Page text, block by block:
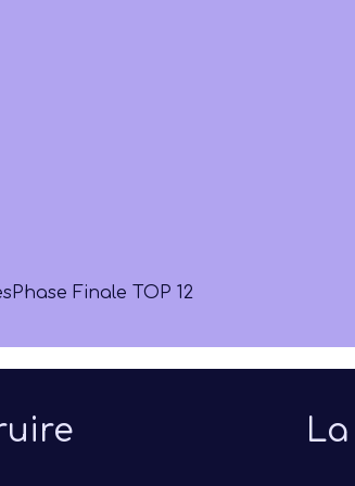
Phase Finale TOP 12